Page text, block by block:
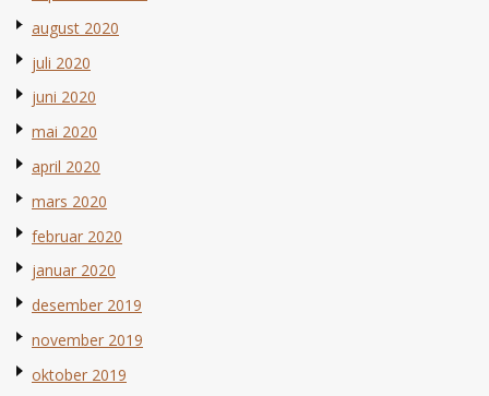
august 2020
juli 2020
juni 2020
mai 2020
april 2020
mars 2020
februar 2020
januar 2020
desember 2019
november 2019
oktober 2019